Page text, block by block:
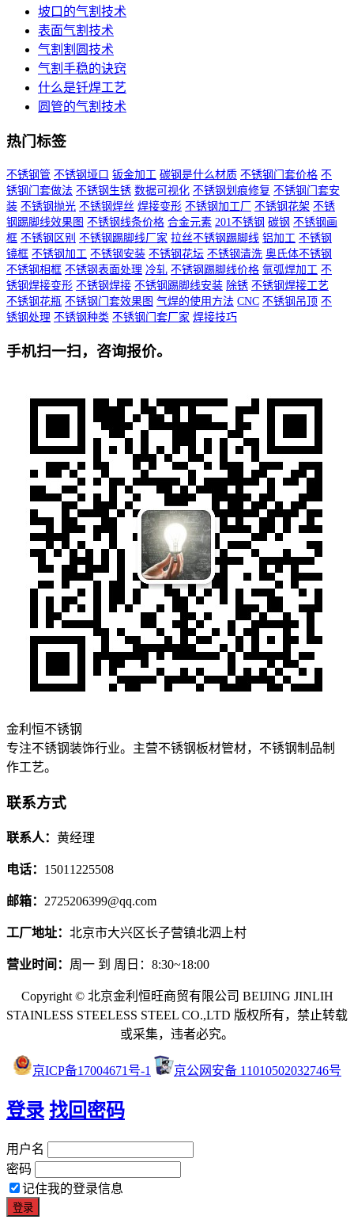
坡口的气割技术
表面气割技术
气割割圆技术
气割手稳的诀窍
什么是钎焊工艺
圆管的气割技术
热门标签
不锈钢管 不锈钢垭口 钣金加工 碳钢是什么材质 不锈钢门套价格 不
锈钢门套做法 不锈钢生锈 数据可视化 不锈钢划痕修复 不锈钢门套安
装 不锈钢抛光 不锈钢焊丝 焊接变形 不锈钢加工厂 不锈钢花架 不锈
钢踢脚线效果图 不锈钢线条价格 合金元素 201不锈钢 碳钢 不锈钢画
框 不锈钢区别 不锈钢踢脚线厂家 拉丝不锈钢踢脚线 铝加工 不锈钢
镜框 不锈钢加工 不锈钢安装 不锈钢花坛 不锈钢清洗 奥氏体不锈钢
不锈钢相框 不锈钢表面处理 冷轧 不锈钢踢脚线价格 氩弧焊加工 不
锈钢焊接变形 不锈钢焊接 不锈钢踢脚线安装 除锈 不锈钢焊接工艺
不锈钢花瓶 不锈钢门套效果图 气焊的使用方法 CNC 不锈钢吊顶 不
锈钢处理 不锈钢种类 不锈钢门套厂家 焊接技巧
手机扫一扫，咨询报价。
金利恒不锈钢
专注不锈钢装饰行业。主营不锈钢板材管材，不锈钢制品制
作工艺。
联系方式
联系人： 黄经理
电话： 15011225508
邮箱： 2725206399@qq.com
工厂地址： 北京市大兴区长子营镇北泗上村
营业时间： 周一 到 周日：8:30~18:00
Copyright © 北京金利恒旺商贸有限公司 BEIJING JINLIH
STAINLESS STEELESS STEEL CO.,LTD 版权所有，禁止转载
或采集，违者必究。
京ICP备17004671号-1 京公网安备 11010502032746号
登录 找回密码
用户名
密码
记住我的登录信息